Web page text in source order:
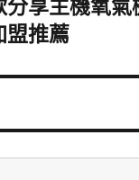
分享主機氧氣
盟推薦